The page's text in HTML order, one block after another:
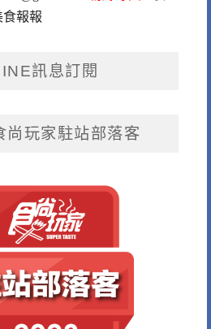
報報
訊息訂閱
尚玩家駐站部落客